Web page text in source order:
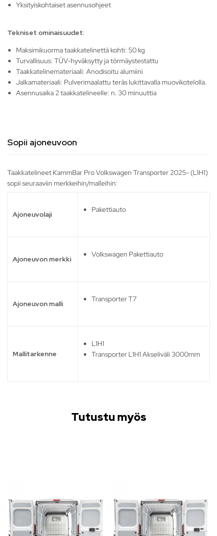
Yksityiskohtaiset asennusohjeet
Tekniset ominaisuudet:
Maksimikuorma taakkatelinettä kohti: 50 kg
Turvallisuus: TÜV-hyväksytty ja törmäystestattu
Taakkatelinemateriaali: Anodisoitu alumiini
Jalkamateriaali: Pulverimaalattu teräs lukittavalla muovikotelolla.
Asennusaika 2 taakkatelineelle: n. 30 minuuttia
Sopii ajoneuvoon
Taakkatelineet KammBar Pro Volkswagen Transporter 2025- (L1H1)
sopii seuraaviin merkkeihin/malleihin:
Ajoneuvolaji
Pakettiauto
Ajoneuvon merkki
Volkswagen Pakettiauto
Ajoneuvon malli
Transporter T7
Mallitarkenne
L1H1
Transporter L1H1 Akseliväli 3000mm
Tutustu myös